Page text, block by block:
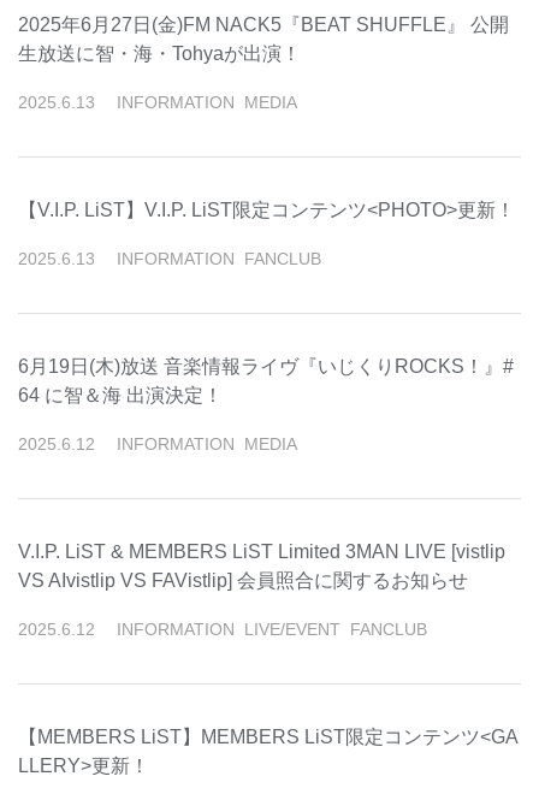
2025年6月27日(金)FM NACK5『BEAT SHUFFLE』 公開
生放送に智・海・Tohyaが出演！
2025 6 13 INFORMATION MEDIA
【V.I.P. LiST】V.I.P. LiST限定コンテンツ<PHOTO>更新！
2025 6 13 INFORMATION FANCLUB
6月19日(木)放送 音楽情報ライヴ『いじくりROCKS！』#
64 に智＆海 出演決定！
2025 6 12 INFORMATION MEDIA
V.I.P. LiST & MEMBERS LiST Limited 3MAN LIVE [vistlip
VS AIvistlip VS FAVistlip] 会員照合に関するお知らせ
2025 6 12 INFORMATION LIVE/EVENT FANCLUB
【MEMBERS LiST】MEMBERS LiST限定コンテンツ<GA
LLERY>更新！